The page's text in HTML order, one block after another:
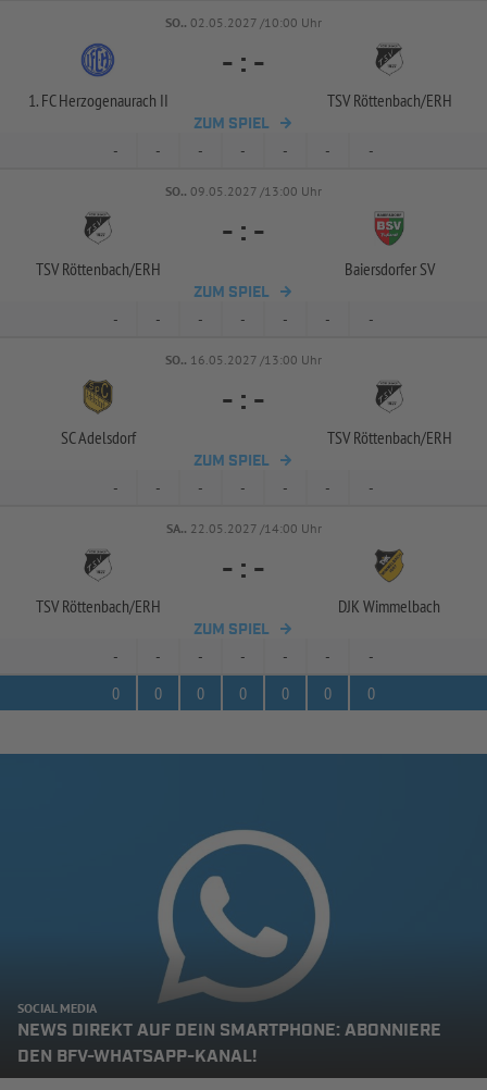
SO.. 02.05.2027 /10:00 Uhr
1. FC Herzogenaurach II
- : -
TSV Röttenbach/ERH
ZUM SPIEL
- - - - - - -
SO.. 09.05.2027 /13:00 Uhr
TSV Röttenbach/ERH
- : -
Baiersdorfer SV
ZUM SPIEL
- - - - - - -
SO.. 16.05.2027 /13:00 Uhr
SC Adelsdorf
- : -
TSV Röttenbach/ERH
ZUM SPIEL
- - - - - - -
SA.. 22.05.2027 /14:00 Uhr
TSV Röttenbach/ERH
- : -
DJK Wimmelbach
ZUM SPIEL
- - - - - -
-
0
0 0 0 0 0 0
SOCIAL MEDIA
NEWS DIREKT AUF DEIN SMARTPHONE: ABONNIERE
DEN BFV-WHATSAPP-KANAL!